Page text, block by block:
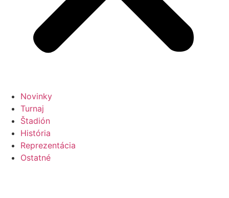
Novinky
Turnaj
Štadión
História
Reprezentácia
Ostatné